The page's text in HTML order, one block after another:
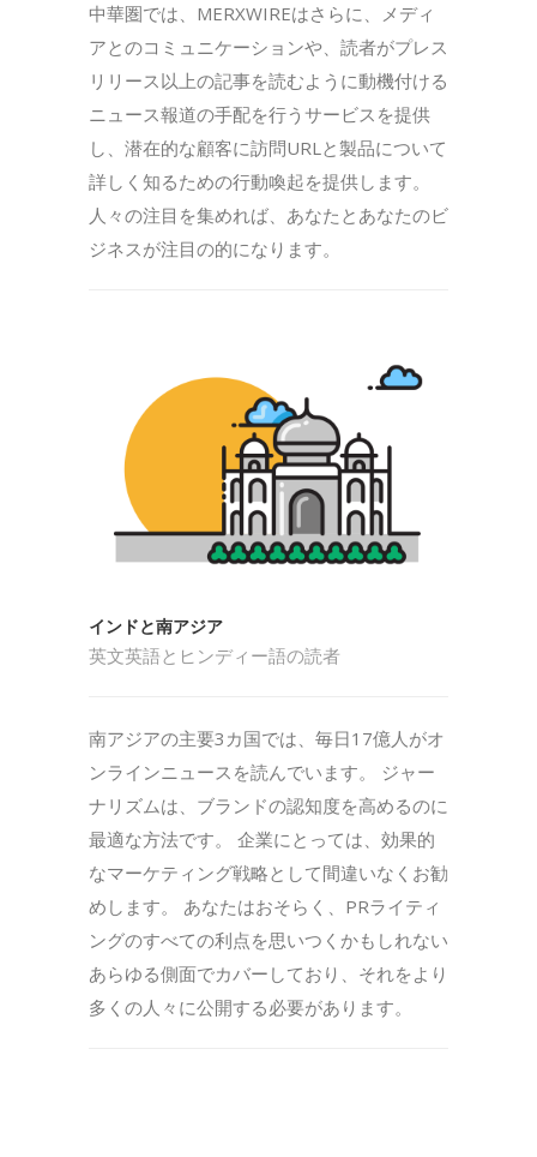
中華圏では、MERXWIREはさらに、メディ
アとのコミュニケーションや、読者がプレス
リリース以上の記事を読むように動機付ける
ニュース報道の手配を行うサービスを提供
し、潜在的な顧客に訪問URLと製品について
詳しく知るための行動喚起を提供します。
人々の注目を集めれば、あなたとあなたのビ
ジネスが注目の的になります。
インドと南アジア
英文英語とヒンディー語の読者
南アジアの主要3カ国では、毎日17億人がオ
ンラインニュースを読んでいます。 ジャー
ナリズムは、ブランドの認知度を高めるのに
最適な方法です。 企業にとっては、効果的
なマーケティング戦略として間違いなくお勧
めします。 あなたはおそらく、PRライティ
ングのすべての利点を思いつくかもしれない
あらゆる側面でカバーしており、それをより
多くの人々に公開する必要があります。